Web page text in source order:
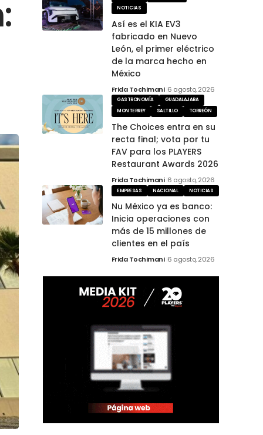
NOTICIAS
Así es el KIA EV3
fabricado en Nuevo
León, el primer eléctrico
de la marca hecho en
México
Frida Tochimani 6 agosto, 2026
GASTRONOMÍA
GUADALAJARA
MONTERREY
SALTILLO TORREÓN
The Choices entra en su
recta final; vota por tu
FAV para los PLAYERS
Restaurant Awards 2026
Frida Tochimani 6 agosto, 2026
EMPRESAS NACIONAL NOTICIAS
Nu México ya es banco:
Inicia operaciones con
más de 15 millones de
clientes en el país
Frida Tochimani 6 agosto, 2026